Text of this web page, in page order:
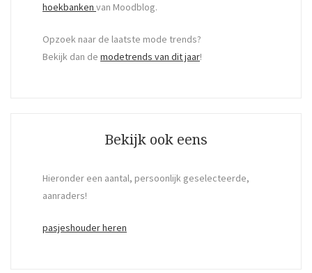
hoekbanken van Moodblog.
Opzoek naar de laatste mode trends?
Bekijk dan de modetrends van dit jaar!
Bekijk ook eens
Hieronder een aantal, persoonlijk geselecteerde,
aanraders!
pasjeshouder heren